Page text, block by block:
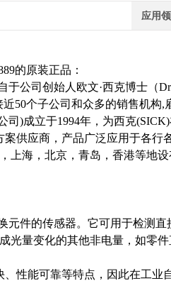
应用
的原装正品：
于公司创始人欧文·西克博士
50个子公司和众多的销售机构,
司)成立于1994年，为西克
供应商，产品广泛应用于各
上海，北京，青岛，香港等地
元件的传感器。它可用于检测
光量变化的其他非电量，如零
、性能可靠等特点，因此在工